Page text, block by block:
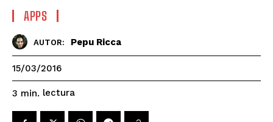
APPS
AUTOR: Pepu Ricca
15/03/2016
3 min. lectura